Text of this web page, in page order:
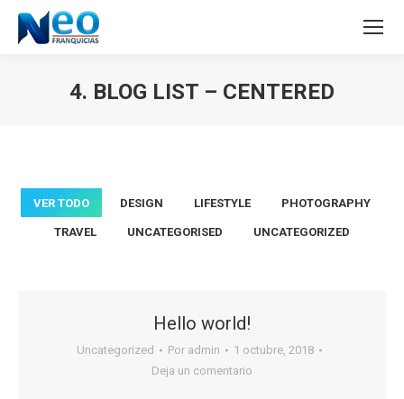
4. BLOG LIST – CENTERED
VER TODO DESIGN LIFESTYLE PHOTOGRAPHY
TRAVEL UNCATEGORISED UNCATEGORIZED
Hello world!
Uncategorized Por admin
1 octubre, 2018
Deja un comentario